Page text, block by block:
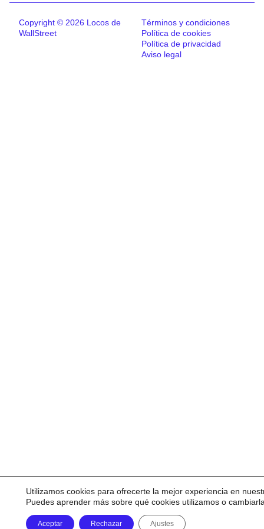
Copyright © 2026 Locos de
WallStreet
Términos y condiciones
Política de cookies
Política de privacidad
Aviso legal
Utilizamos cookies para ofrecerte la mejor experiencia en
Puedes aprender más sobre qué cookies utilizamos o
Aceptar Rechazar Ajustes